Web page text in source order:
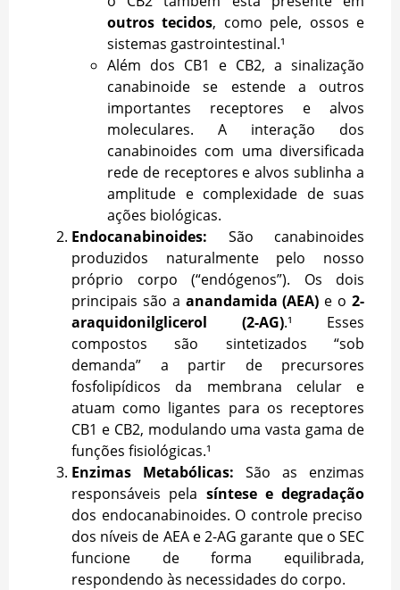
outros tecidos, como pele, ossos e
sistemas gastrointestinal.¹
Além dos CB1 e CB2, a sinalização
canabinoide se estende a outros
importantes receptores e alvos
moleculares. A interação dos
canabinoides com uma diversificada
rede de receptores e alvos sublinha a
amplitude e complexidade de suas
ações biológicas.
Endocanabinoides: São canabinoides
produzidos naturalmente pelo nosso
próprio corpo (“endógenos”). Os dois
principais são a anandamida (AEA) e o2-
araquidonilglicerol (2-AG).¹ Esses
compostos são sintetizados “sob
demanda” a partir de precursores
fosfolipídicos da membrana celular e
atuam como ligantes para os receptores
CB1 e CB2, modulando uma vasta gama de
funções fisiológicas.¹
Enzimas Metabólicas: São as enzimas
responsáveis pela síntese e degradação
dos endocanabinoides. O controle preciso
dos níveis de AEA e 2-AG garante que o SEC
funcione de forma equilibrada,
respondendo às necessidades do corpo.